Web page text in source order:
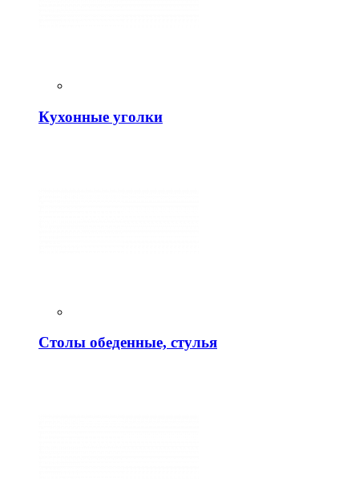
Кухонные уголки
Столы обеденные, стулья